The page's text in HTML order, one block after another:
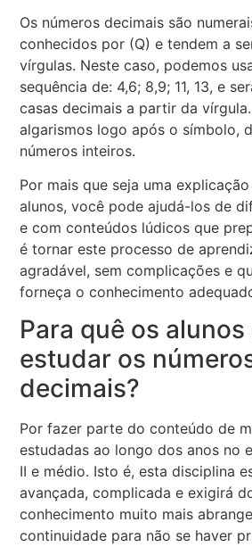
Os números decimais são
conhecidos por (Q) e tendem a
vírgulas. Neste caso, podemos
sequência de: 4,6; 8,9; 11, 13, e
casas decimais a partir da
algarismos logo após o símbolo,
números inteiros.
Por mais que seja uma
alunos, você pode ajudá-los de
e com conteúdos lúdicos que
é tornar este processo de
agradável, sem complicações e
forneça o conhecimento
Para quê os alunos
estudar os
decimais?
Por fazer parte do conteúdo de
estudadas ao longo dos anos no
II e médio. Isto é, esta disciplina
avançada, complicada e exigirá
conhecimento muito mais
continuidade para não se haver